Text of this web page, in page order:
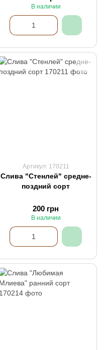
В наличии
Артикул: 170211
Слива "Стенлей" средне-
поздний сорт
200 грн
В наличии